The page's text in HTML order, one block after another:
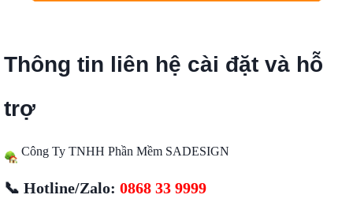
Thông tin liên hệ cài đặt và hỗ
trợ
Công Ty TNHH Phần Mềm SADESIGN
📞 Hotline/Zalo: 0868 33 9999